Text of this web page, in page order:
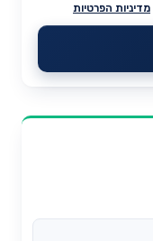
מדיניות הפרטיות